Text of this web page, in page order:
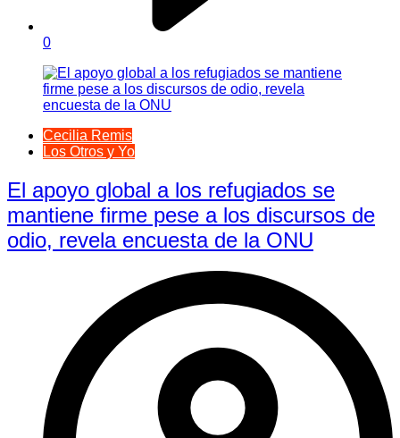
0
Cecilia Remis
Los Otros y Yo
El apoyo global a los refugiados se
mantiene firme pese a los discursos de
odio, revela encuesta de la ONU